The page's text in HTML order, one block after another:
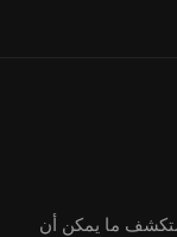
ما يمكن أن